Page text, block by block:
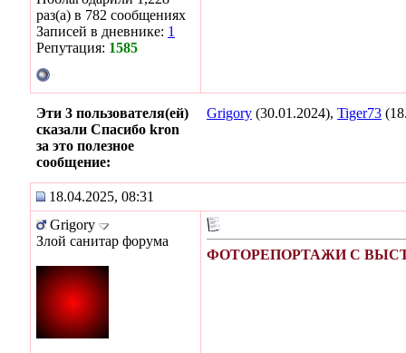
раз(а) в 782 сообщениях
Записей в дневнике: 1
Репутация: 1585
Эти 3 пользователя(ей)
сказали Спасибо kron
за это полезное
сообщение:
Grigory (30.01.2024), Tiger73
18.04.2025, 08:31
Grigory
Злой санитар форума
ФОТОРЕПОРТАЖИ С